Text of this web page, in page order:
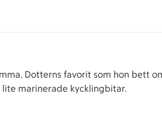
Dotterns favorit som hon bett
marinerade kycklingbitar.